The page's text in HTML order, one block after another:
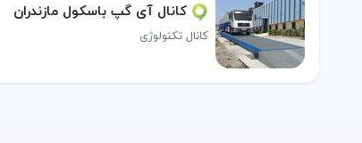
کانال آی گپ باسکول مازندران
کانال تکنولوژی